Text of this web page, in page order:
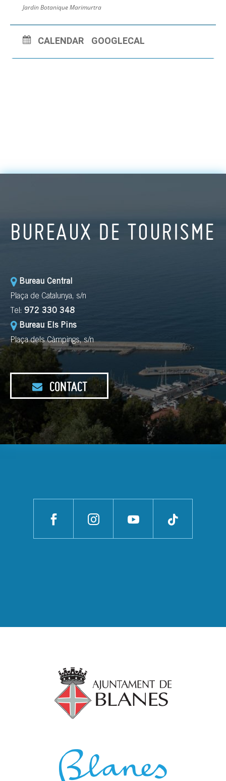
Jardin Botanique Marimurtra
CALENDAR GOOGLECAL
BUREAUX DE TOURISME
Bureau Central
Plaça de Catalunya, s/n
Tel: 972 330 348
Bureau Els Pins
Plaça dels Càmpings, s/n
CONTACT